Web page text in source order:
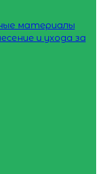
материалы
и ухода за